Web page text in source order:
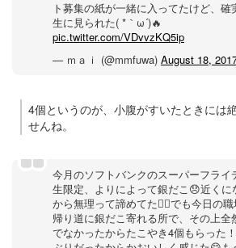
ト募集の紙が一緒に入ってたけど、確
生に見られた( *｀ω´)🔥
pic.twitter.com/VDvvzKQ5ip
— ｍａｉ (@mmfuwa) August 18,
4個というのが、小腹がすいたときには
せんね。
今月のソフトバンクのスーパーフライ
生限定、よりによって銀だこ😞近くに
から無理って諦めてた🤦‍♀️でも今日の職
帰り道に銀だこ寄れる所で、その上全
でなかったからたこやき4個もらった